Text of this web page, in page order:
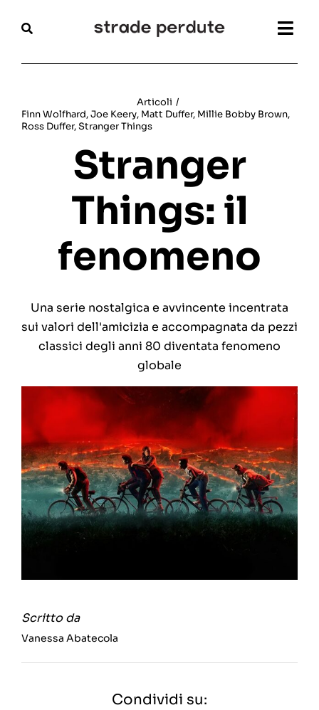
Magazine
Recensioni
Interviste
Articoli /
Finn Wolfhard,Joe Keery, Matt Duffer, Millie Bobby Brown,
Ross Duffer,Stranger Things
Stranger
Things: il
fenomeno
Una serie nostalgica e avvincente incentrata
sui valori dell'amicizia e accompagnata da pezzi
classici degli anni 80 diventata fenomeno
globale
Scritto da
Vanessa Abatecola
Condividi su: